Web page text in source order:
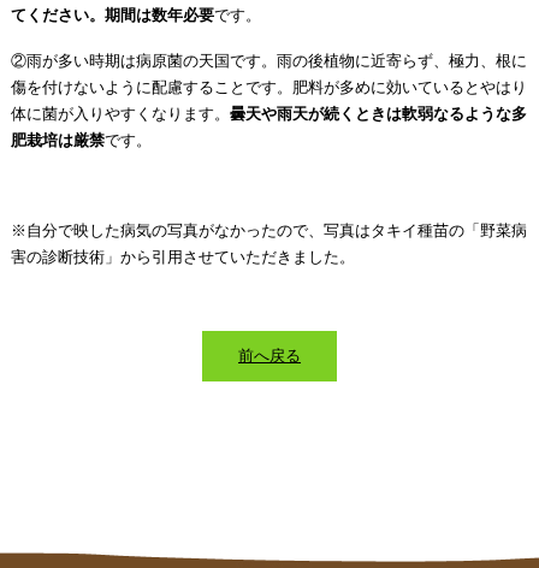
てください。期間は数年必要です。
②雨が多い時期は病原菌の天国です。雨の後植物に近寄らず、極力、根に
傷を付けないように配慮することです。肥料が多めに効いているとやはり
体に菌が入りやすくなります。 曇天や雨天が続くときは軟弱なるような多
肥栽培は厳禁です。
※自分で映した病気の写真がなかったので、写真はタキイ種苗の「野菜病
害の診断技術」から引用させていただきました。
前へ戻る